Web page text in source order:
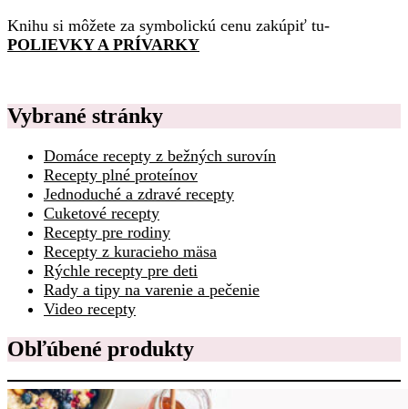
Knihu si môžete za symbolickú cenu zakúpiť tu-
POLIEVKY A PRÍVARKY
Vybrané stránky
Domáce recepty z bežných surovín
Recepty plné proteínov
Jednoduché a zdravé recepty
Cuketové recepty
Recepty pre rodiny
Recepty z kuracieho mäsa
Rýchle recepty pre deti
Rady a tipy na varenie a pečenie
Video recepty
Obľúbené produkty